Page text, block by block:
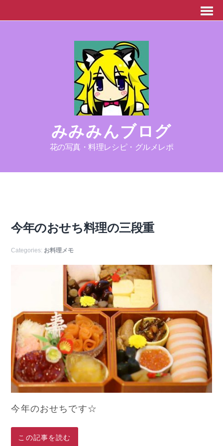
みみみんブログ
花の写真・料理レシピ・グルメレポ
今年のおせち料理の三段重
Categories: お料理メモ
今年のおせちです☆
この記事を読む